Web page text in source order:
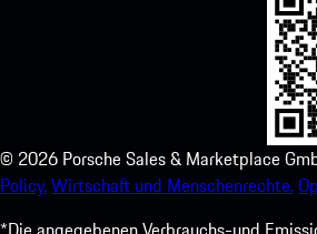
© 2026 Porsche Sales & Marketplace
Policy.Wirtschaft und Menschenrechte.